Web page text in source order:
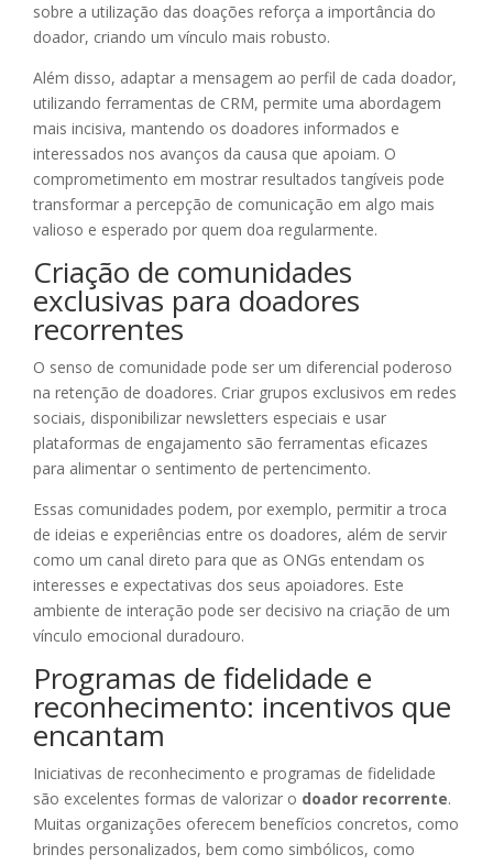
sobre a utilização das doações reforça a importância do
doador, criando um vínculo mais robusto.
Além disso, adaptar a mensagem ao perfil de cada doador,
utilizando ferramentas de CRM, permite uma abordagem
mais incisiva, mantendo os doadores informados e
interessados nos avanços da causa que apoiam. O
comprometimento em mostrar resultados tangíveis pode
transformar a percepção de comunicação em algo mais
valioso e esperado por quem doa regularmente.
Criação de comunidades
exclusivas para doadores
recorrentes
O senso de comunidade pode ser um diferencial poderoso
na retenção de doadores. Criar grupos exclusivos em redes
sociais, disponibilizar newsletters especiais e usar
plataformas de engajamento são ferramentas eficazes
para alimentar o sentimento de pertencimento.
Essas comunidades podem, por exemplo, permitir a troca
de ideias e experiências entre os doadores, além de servir
como um canal direto para que as ONGs entendam os
interesses e expectativas dos seus apoiadores. Este
ambiente de interação pode ser decisivo na criação de um
vínculo emocional duradouro.
Programas de fidelidade e
reconhecimento: incentivos que
encantam
Iniciativas de reconhecimento e programas de fidelidade
são excelentes formas de valorizar o doador recorrente.
Muitas organizações oferecem benefícios concretos, como
brindes personalizados, bem como simbólicos, como